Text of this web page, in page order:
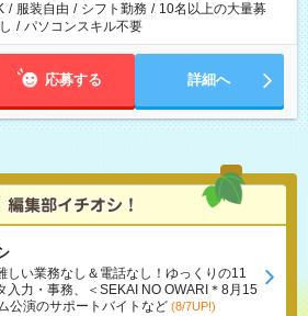
/ 服装自由 / シフト勤務 / 10名以上の大量募
/ パソコンスキル不要
応募する 詳細へ
しい業務なし＆電話なし！ゆっくりの11
入力・事務、＜SEKAI NO OWARI＊8月15
公演のサポートバイトなど (8/7UP!)